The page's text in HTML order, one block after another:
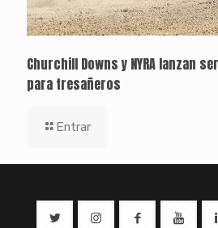
Churchill Downs y NYRA lanzan
para tresañeros
Entrar